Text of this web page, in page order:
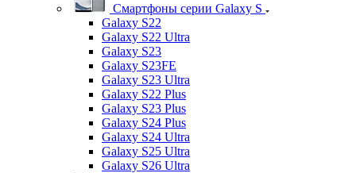
Смартфоны серии Galaxy S
Galaxy S22
Galaxy S22 Ultra
Galaxy S23
Galaxy S23FE
Galaxy S23 Ultra
Galaxy S22 Plus
Galaxy S23 Plus
Galaxy S24 Plus
Galaxy S24 Ultra
Galaxy S25 Ultra
Galaxy S26 Ultra